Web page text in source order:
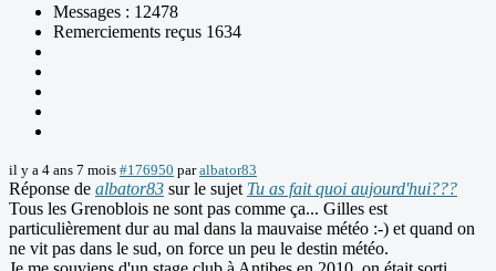
Messages : 12478
Remerciements reçus 1634
il y a 4 ans 7 mois #176950 paralbator83
Réponse de albator83 sur le sujet Tu as fait quoi aujourd'hui???
Tous les Grenoblois ne sont pas comme ça... Gilles est
particulièrement dur au mal dans la mauvaise météo :-) et quand on
ne vit pas dans le sud, on force un peu le destin météo.